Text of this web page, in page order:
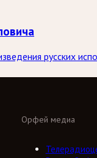
русских
Орфей медиа